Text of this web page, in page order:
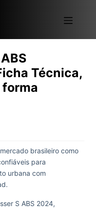
Técnica,
forma
brasileiro como
para
urbana com
S ABS 2024,